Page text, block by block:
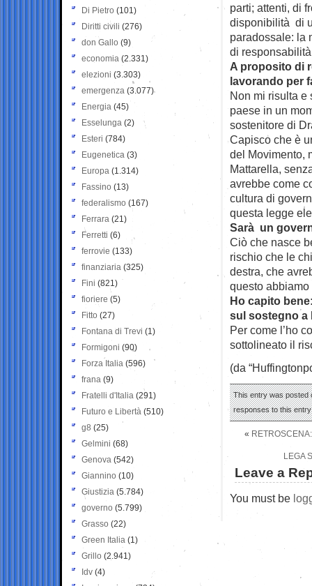
parti; attenti, di
disponibilità di
paradossale: la
di
A proposito di
lavorando per
Non mi risulta e
paese in un
sostenitore di
Capisco che è
del Movimento,
Mattarella,
avrebbe come
cultura di
questa legge
Sarà un
Ciò che nasce
rischio che le
destra, che
questo
Ho capito
sul sostegno a
Per come l’ho
sottolineato il
(da
This entry was posted
responses to this
«
LEGA
Leave a
You must be
Di Pietro (101)
Diritti civili (276)
don Gallo (9)
economia (2.331)
elezioni (3.303)
emergenza (3.077)
Energia (45)
Esselunga (2)
Esteri (784)
Eugenetica (3)
Europa (1.314)
Fassino (13)
federalismo (167)
Ferrara (21)
Ferretti (6)
ferrovie (133)
finanziaria (325)
Fini (821)
fioriere (5)
Fitto (27)
Fontana di Trevi (1)
Formigoni (90)
Forza Italia (596)
frana (9)
Fratelli d'Italia (291)
Futuro e Libertà (510)
g8 (25)
Gelmini (68)
Genova (542)
Giannino (10)
Giustizia (5.784)
governo (5.799)
Grasso (22)
Green Italia (1)
Grillo (2.941)
Idv (4)